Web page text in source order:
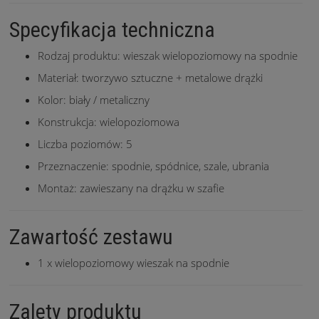
Specyfikacja techniczna
Rodzaj produktu: wieszak wielopoziomowy na spodnie
Materiał: tworzywo sztuczne + metalowe drążki
Kolor: biały / metaliczny
Konstrukcja: wielopoziomowa
Liczba poziomów: 5
Przeznaczenie: spodnie, spódnice, szale, ubrania
Montaż: zawieszany na drążku w szafie
Zawartość zestawu
1 x wielopoziomowy wieszak na spodnie
Zalety produktu